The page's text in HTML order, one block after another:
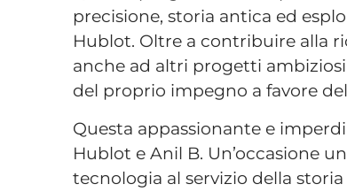
precisione, storia antica ed
Hublot. Oltre a contribuire alla
anche ad altri progetti ambiziosi
del proprio impegno a favore
Questa appassionante e
Hublot e Anil B. Un’occasione
tecnologia al servizio della storia